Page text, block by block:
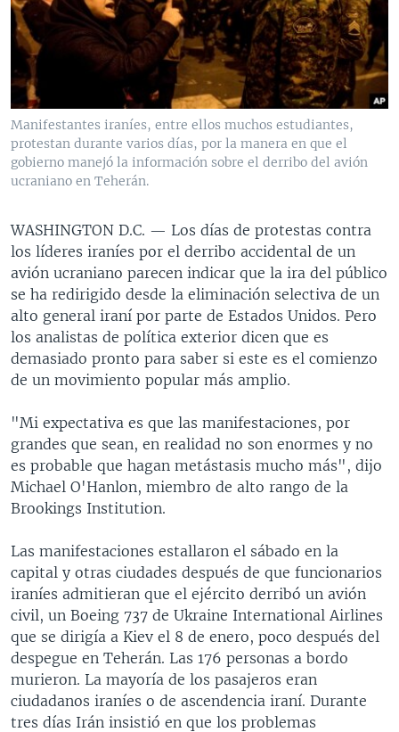
VENEZUELA
BRASIL
NICARAGUA
ECONOMÍA
ENTRETENIMIENTO Y CULTURA
TECNOLOGÍA
DEPORTES
CIENCIA Y SALUD
MULTIMEDIA
VIDEOS
FOTOGRAFÍA
AUDIOS
PROGRAMAS TV
EL MUNDO AL DÍA
FORO INTERAMERICANO
VISIÓN 360
LAS CLAVES
RADIO
AVANCE INFORMATIVO
AUDIONOTICIAS
BUENOS DÍAS AMÉRICA
EL MUNDO AL DÍA [RADIO]
FORO [RADIO]
DEPORTIVO INTERNACIONAL
NOTA ECONÓMICA
ENTRETENIMIENTO
DIRECT
DOCUMENTALES DE LA VOA
SÍGANOS
Idiomas
Manifestantes iraníes, entre ellos muchos estudiantes,
protestan durante varios días, por la manera en que el
gobierno manejó la información sobre el derribo del avión
ucraniano en Teherán.
WASHINGTON D.C. — Los días de protestas contra
los líderes iraníes por el derribo accidental de un
avión ucraniano parecen indicar que la ira del público
se ha redirigido desde la eliminación selectiva de un
alto general iraní por parte de Estados Unidos. Pero
los analistas de política exterior dicen que es
demasiado pronto para saber si este es el comienzo
de un movimiento popular más amplio.
"Mi expectativa es que las manifestaciones, por
grandes que sean, en realidad no son enormes y no
es probable que hagan metástasis mucho más", dijo
Michael O'Hanlon, miembro de alto rango de la
Brookings Institution.
Las manifestaciones estallaron el sábado en la
capital y otras ciudades después de que funcionarios
iraníes admitieran que el ejército derribó un avión
civil, un Boeing 737 de Ukraine International Airlines
que se dirigía a Kiev el 8 de enero, poco después del
despegue en Teherán. Las 176 personas a bordo
murieron. La mayoría de los pasajeros eran
ciudadanos iraníes o de ascendencia iraní. Durante
tres días Irán insistió en que los problemas